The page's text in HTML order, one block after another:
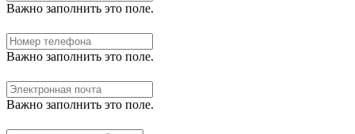
Важно заполнить это поле.
Важно заполнить это поле.
Важно заполнить это поле.